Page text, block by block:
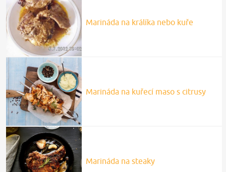
Marináda na králíka nebo kuře
Marináda na kuřecí maso s citrusy
Marináda na steaky